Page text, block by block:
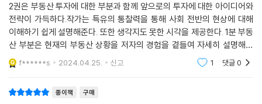
2권은 부동산 투자에 대한 부분과 함께 앞으로의 투자에 대한 아이디어와
전략이 가득하다.작가는 특유의 통찰력을 통해 사회 전반의 현상에 대해
이해하기 쉽게 설명해준다. 또한 생각지도 못한 시각을 제공한다. 1분 부동
산 부분은 현재의 부동산 상황을 저자의 경험을 곁들여 자세히 설명해준
다. 그리고 작가가 생각하는 최고의 부동산 입지, 기회를 기다리고, 매수하
는 방법에 대한
f******s 2024.04.25. 신고 1 댓글0
종이책 구매